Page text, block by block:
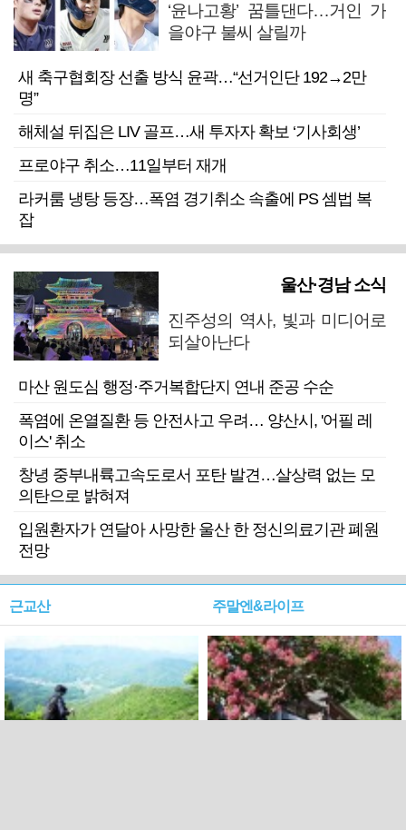
‘윤나고황’ 꿈틀댄다…거인 가
을야구 불씨 살릴까
새 축구협회장 선출 방식 윤곽…“선거인단 192→2만
명”
해체설 뒤집은 LIV 골프…새 투자자 확보 ‘기사회생’
프로야구 취소…11일부터 재개
라커룸 냉탕 등장…폭염 경기취소 속출에 PS 셈법 복
잡
울산·경남 소식
진주성의 역사, 빛과 미디어로
되살아난다
마산 원도심 행정·주거복합단지 연내 준공 수순
폭염에 온열질환 등 안전사고 우려… 양산시, '어필 레
이스' 취소
창녕 중부내륙고속도로서 포탄 발견…살상력 없는 모
의탄으로 밝혀져
입원환자가 연달아 사망한 울산 한 정신의료기관 폐원
전망
근교산 주말엔&라이프